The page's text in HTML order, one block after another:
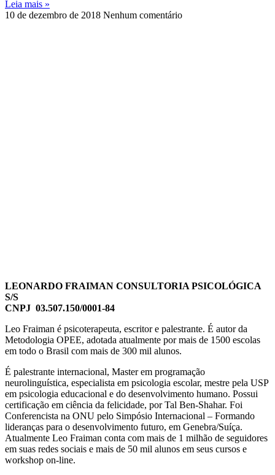
Leia mais »
10 de dezembro de 2018 Nenhum comentário
LEONARDO FRAIMAN CONSULTORIA PSICOLÓGICA
S/S
CNPJ 03.507.150/0001-84
Leo Fraiman é psicoterapeuta, escritor e palestrante. É autor da
Metodologia OPEE, adotada atualmente por mais de 1500 escolas
em todo o Brasil com mais de 300 mil alunos.
É palestrante internacional, Master em programação
neurolinguística, especialista em psicologia escolar, mestre pela USP
em psicologia educacional e do desenvolvimento humano. Possui
certificação em ciência da felicidade, por Tal Ben-Shahar. Foi
Conferencista na ONU pelo Simpósio Internacional – Formando
lideranças para o desenvolvimento futuro, em Genebra/Suíça.
Atualmente Leo Fraiman conta com mais de 1 milhão de seguidores
em suas redes sociais e mais de 50 mil alunos em seus cursos e
workshop on-line.